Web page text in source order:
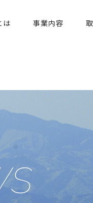
は 事業内容